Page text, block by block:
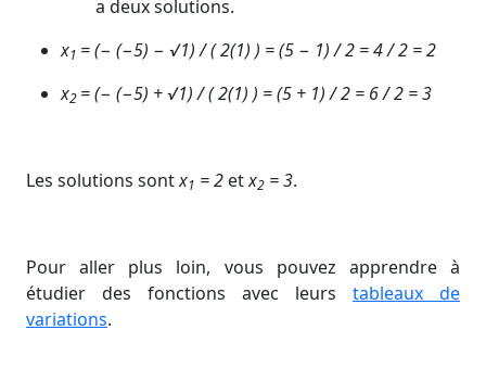
a deux solutions.
x1 ​= (− (−5) − √1) / ( 2(1) )​​ = (5 − 1​) / 2 = 4 / 2 ​= 2
x2 = (− (−5) + √1) / ( 2(1) )​​ = (5 + 1​) / 2 = 6 / 2 ​= 3
Les solutions sontx1 = 2 etx2 ​ = 3.
Pour aller plus loin, vous pouvez apprendre à
étudier des fonctions avec leurs tableaux de
variations.